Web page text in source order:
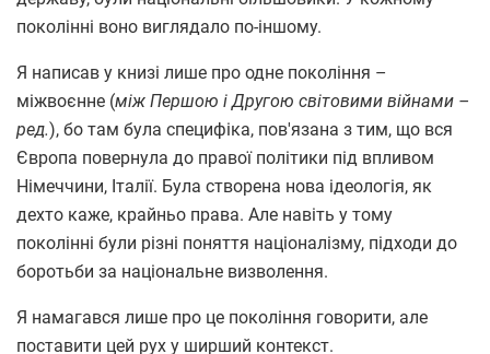
поколінні воно виглядало по-іншому.
Я написав у книзі лише про одне покоління –
міжвоєнне (між Першою і Другою світовими війнами –
ред.), бо там була специфіка, пов'язана з тим, що вся
Європа повернула до правої політики під впливом
Німеччини, Італії. Була створена нова ідеологія, як
дехто каже, крайньо права. Але навіть у тому
поколінні були різні поняття націоналізму, підходи до
боротьби за національне визволення.
Я намагався лише про це покоління говорити, але
поставити цей рух у ширший контекст.